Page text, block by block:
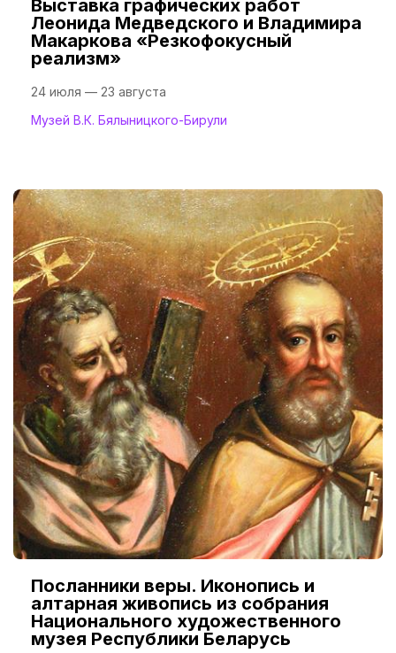
Выставка графических работ
Леонида Медведского и Владимира
Макаркова «Резкофокусный
реализм»
24 июля — 23 августа
Музей В.К. Бялыницкого-Бирули
Посланники веры. Иконопись и
алтарная живопись из собрания
Национального художественного
музея Республики Беларусь